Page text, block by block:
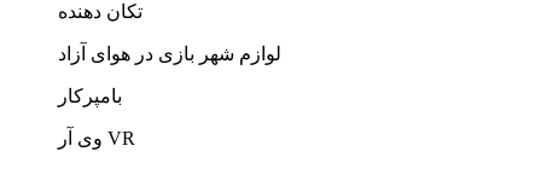
تکان دهنده
لوازم شهر بازی در هوای آزاد
بامپرکار
وی آر VR